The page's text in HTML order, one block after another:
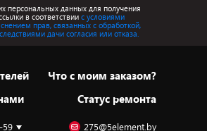
персональных данных для получения
в соответствиис условиями
прав, связанных с обработкой,
дачи согласия или отказа.
Что с моим заказом?
Статус ремонта
59 275@5element.by